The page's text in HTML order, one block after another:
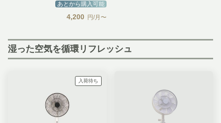
あとから購入可能
4,200 円/月〜
湿った空気を循環リフレッシュ
入荷待ち